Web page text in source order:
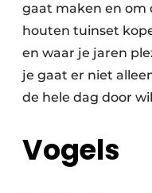
gaat maken en om
houten tuinset
en waar je jaren
je gaat er niet
de hele dag door
Vogels